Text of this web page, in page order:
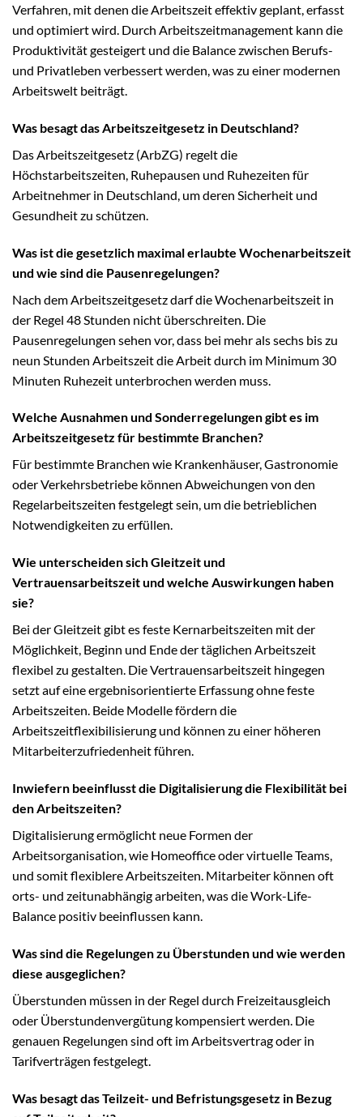
Verfahren, mit denen die Arbeitszeit effektiv geplant, erfasst
und optimiert wird. Durch Arbeitszeitmanagement kann die
Produktivität gesteigert und die Balance zwischen Berufs-
und Privatleben verbessert werden, was zu einer modernen
Arbeitswelt beiträgt.
Was besagt das Arbeitszeitgesetz in Deutschland?
Das Arbeitszeitgesetz (ArbZG) regelt die
Höchstarbeitszeiten, Ruhepausen und Ruhezeiten für
Arbeitnehmer in Deutschland, um deren Sicherheit und
Gesundheit zu schützen.
Was ist die gesetzlich maximal erlaubte Wochenarbeitszeit
und wie sind die Pausenregelungen?
Nach dem Arbeitszeitgesetz darf die Wochenarbeitszeit in
der Regel 48 Stunden nicht überschreiten. Die
Pausenregelungen sehen vor, dass bei mehr als sechs bis zu
neun Stunden Arbeitszeit die Arbeit durch im Minimum 30
Minuten Ruhezeit unterbrochen werden muss.
Welche Ausnahmen und Sonderregelungen gibt es im
Arbeitszeitgesetz für bestimmte Branchen?
Für bestimmte Branchen wie Krankenhäuser, Gastronomie
oder Verkehrsbetriebe können Abweichungen von den
Regelarbeitszeiten festgelegt sein, um die betrieblichen
Notwendigkeiten zu erfüllen.
Wie unterscheiden sich Gleitzeit und
Vertrauensarbeitszeit und welche Auswirkungen haben
sie?
Bei der Gleitzeit gibt es feste Kernarbeitszeiten mit der
Möglichkeit, Beginn und Ende der täglichen Arbeitszeit
flexibel zu gestalten. Die Vertrauensarbeitszeit hingegen
setzt auf eine ergebnisorientierte Erfassung ohne feste
Arbeitszeiten. Beide Modelle fördern die
Arbeitszeitflexibilisierung und können zu einer höheren
Mitarbeiterzufriedenheit führen.
Inwiefern beeinflusst die Digitalisierung die Flexibilität bei
den Arbeitszeiten?
Digitalisierung ermöglicht neue Formen der
Arbeitsorganisation, wie Homeoffice oder virtuelle Teams,
und somit flexiblere Arbeitszeiten. Mitarbeiter können oft
orts- und zeitunabhängig arbeiten, was die Work-Life-
Balance positiv beeinflussen kann.
Was sind die Regelungen zu Überstunden und wie werden
diese ausgeglichen?
Überstunden müssen in der Regel durch Freizeitausgleich
oder Überstundenvergütung kompensiert werden. Die
genauen Regelungen sind oft im Arbeitsvertrag oder in
Tarifverträgen festgelegt.
Was besagt das Teilzeit- und Befristungsgesetz in Bezug